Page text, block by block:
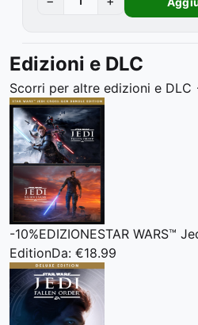
Edizioni e DLC
Scorri per altre edizioni e DLC
-10%EDIZIONESTAR WARS™
EditionDa: €18.99